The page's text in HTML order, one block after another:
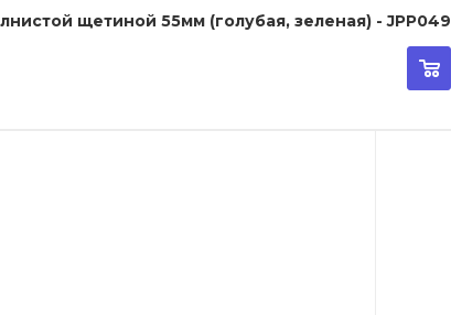
щетиной 55мм (голубая, зеленая) - JPP049